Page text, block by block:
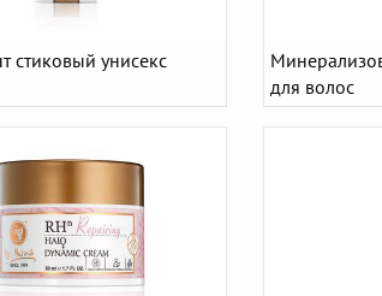
стиковый унисекс
для волос